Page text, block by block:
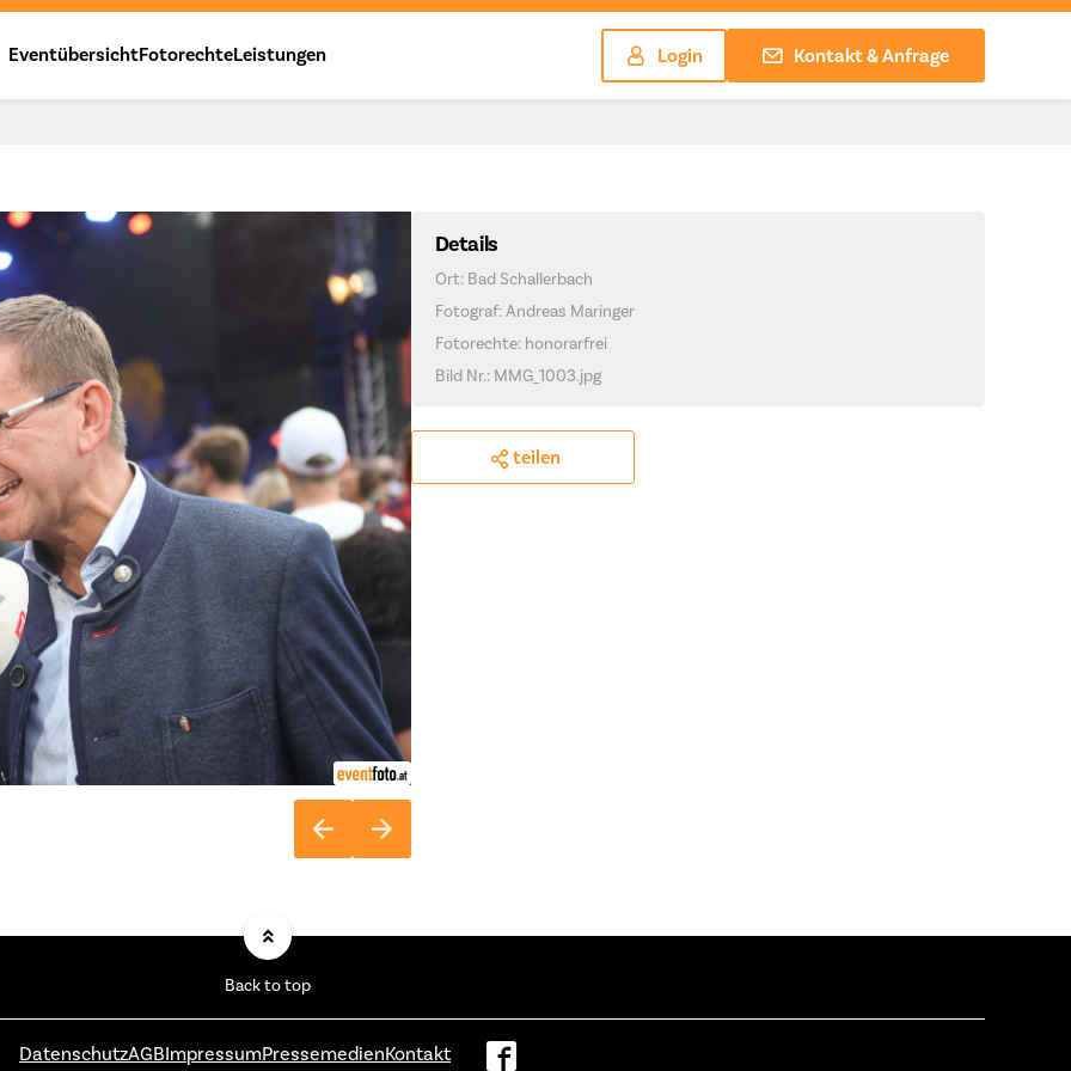
EventübersichtFotorechteLeistungen Login Kontakt & Anfrage
Details
Ort: Bad Schallerbach
Fotograf: Andreas Maringer
Fotorechte: honorarfrei
Bild Nr.: MMG_1003.jpg
teilen
Back to top
DatenschutzAGBImpressumPressemedienKontakt